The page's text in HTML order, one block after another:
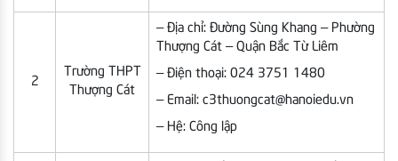
2
Trường THPT
Thượng Cát
– Địa chỉ: Đường Sùng Khang – Phường
Thượng Cát – Quận Bắc Từ Liêm
– Điện thoại: 024 3751 1480
– Email: c3thuongcat@hanoiedu.vn
– Hệ: Công lập